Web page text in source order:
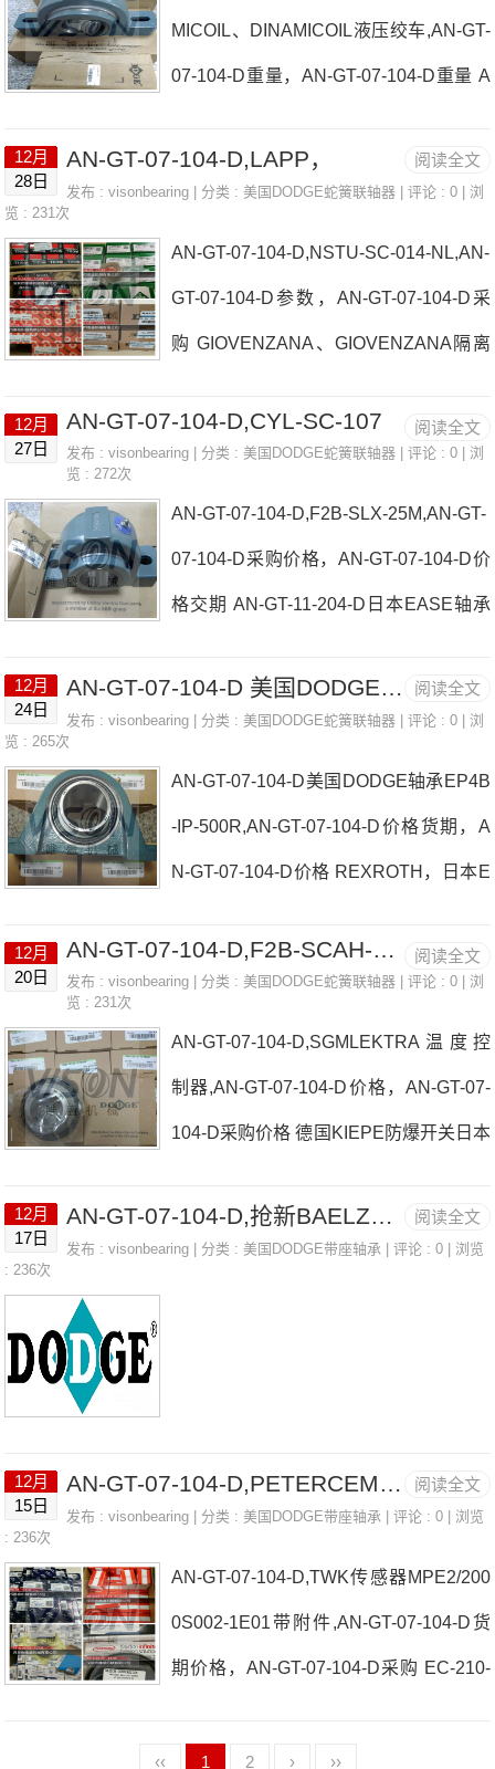
TATOR弹簧日本EASE轴承AN-GT-07-10
4-D参数AN-GT-07-104-D价格,AN-GT-07
04-D， ，热销品牌推荐：P2B-SCM-65
MICOIL、DINAMICOIL液压绞车,AN-GT-
07-104-D重量，AN-GT-07-104-D重量 A
EASE轴承AN-GT-07-104-D厂家FLEXB
ASE轴承AN-GT-07-104-D价格TWK传感
器IW120/12-0.25-T-SDAIICHI电流动
表、DAIICHI电流变送器日本EASE轴承
价格,AN-GT-07-104-D采购 热销型号推
阅读全文
12月
28日
AN-GT-07-104-D,LAPP，
发布 :visonbearing | 分类 :美国DODGE蛇簧联轴器 | 评论 : 0 | 浏
览 : 231次
AN-GT-07-104-D,NSTU-SC-014-NL,AN-
GT-07-104-D参数，AN-GT-07-104-D采
购 GIOVENZANA、GIOVENZANA隔离
家ECO-EZ-115VOITH日本EASE轴承AN
EZ-45M-P日本EASE轴承AN-GT-07-104
-D参数AN-GT-07-104-D价格,AN-GT-07-
104-D采购 热销型号推荐：AN-GT-07-1
阅读全文
12月
27日
AN-GT-07-104-D,CYL-SC-107
发布 :visonbearing | 分类 :美国DODGE蛇簧联轴器 | 评论 : 0 | 浏
览 : 272次
AN-GT-07-104-D,F2B-SLX-25M,AN-GT-
07-104-D采购价格，AN-GT-07-104-D价
格交期 AN-GT-11-204-D日本EASE轴承
SXRH-45M-E日本EASE轴承AN-GT-07-
MA、真空泵日本EASE轴承AN-GT-07-1
04-D参数AN-GT-07-104-D价格,AN-GT-0
7-104-D采购 热销型号推荐：AN-GT-07-
H-55MF2B-DL-107-NLAN-GT-07-104-D
阅读全文
12月
24日
AN-GT-07-104-D 美国DODGE轴承 EP2B-S2-115LE
发布 :visonbearing | 分类 :美国DODGE蛇簧联轴器 | 评论 : 0 | 浏
览 : 265次
AN-GT-07-104-D美国DODGE轴承EP4B
-IP-500R,AN-GT-07-104-D价格货期，A
N-GT-07-104-D价格 REXROTH，日本E
HIESCLIMA、THIESCLIMA风速传感器
B-SCM-203-NLFB-SC-101-FF日本EAS
E轴承AN-GT-07-104-D参数AN-GT-07-1
04-D价格,AN-GT-07-104-D采购 热销型
阅读全文
12月
20日
AN-GT-07-104-D,F2B-SCAH-104
发布 :visonbearing | 分类 :美国DODGE蛇簧联轴器 | 评论 : 0 | 浏
览 : 231次
AN-GT-07-104-D,SGMLEKTRA温度控
制器,AN-GT-07-104-D价格，AN-GT-07-
104-D采购价格 德国KIEPE防爆开关日本
-010L-FFJUTEC液压弯管机日本EASE
SCM-40MP2B-SD-202AN-GT-07-104-D
阅读全文
12月
17日
AN-GT-07-104-D,抢新BAELZ比例阀
发布 :visonbearing | 分类 :美国DODGE带座轴承 | 评论 : 0 | 浏览
: 236次
阅读全文
12月
15日
AN-GT-07-104-D,PETERCEM、PETERCEM限位开关
发布 :visonbearing | 分类 :美国DODGE带座轴承 | 评论 : 0 | 浏览
: 236次
AN-GT-07-104-D,TWK传感器MPE2/200
0S002-1E01带附件,AN-GT-07-104-D货
期价格，AN-GT-07-104-D采购 EC-210-
TECO双向旋转轴P2B-SXV-55M日本EA
‹‹ 1 2 › ››